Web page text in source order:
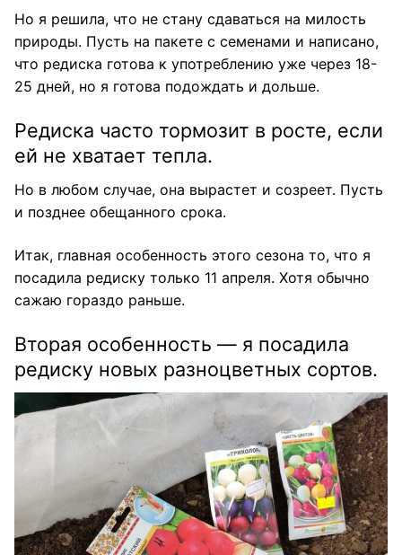
Но я решила, что не стану сдаваться на милость
природы. Пусть на пакете с семенами и написано,
что редиска готова к употреблению уже через 18-
25 дней, но я готова подождать и дольше.
Редиска часто тормозит в росте, если
ей не хватает тепла.
Но в любом случае, она вырастет и созреет. Пусть
и позднее обещанного срока.
Итак, главная особенность этого сезона то, что я
посадила редиску только 11 апреля. Хотя обычно
сажаю гораздо раньше.
Вторая особенность — я посадила
редиску новых разноцветных сортов.